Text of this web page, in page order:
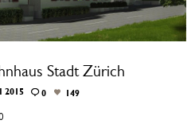
Stadt Zürich
2015 0 149